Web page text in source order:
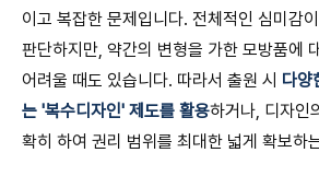
이고 복잡한 문제입니다. 전체적인 심미감
판단하지만, 약간의 변형을 가한 모방품에
어려울 때도 있습니다. 따라서 출원 시 다양
는 '복수디자인' 제도를 활용하거나, 디자인
확히 하여 권리 범위를 최대한 넓게 확보하